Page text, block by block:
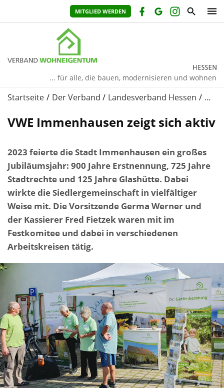
MITGLIED WERDEN
... für alle, die bauen, modernisieren und wohnen
Startseite Der Verband Landesverband Hessen …
VWE Immenhausen zeigt sich aktiv
2023 feierte die Stadt Immenhausen ein großes
Jubiläumsjahr: 900 Jahre Erstnennung, 725 Jahre
Stadtrechte und 125 Jahre Glashütte. Dabei
wirkte die Siedlergemeinschaft in vielfältiger
Weise mit. Die Vorsitzende Germa Werner und
der Kassierer Fred Fietzek waren mit im
Festkomitee und dabei in verschiedenen
Arbeitskreisen tätig.